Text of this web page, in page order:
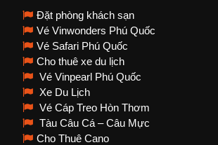
Đặt phòng khách sạn
Vé Vinwonders Phú Quốc
Vé Safari Phú Quốc
Cho thuê xe du lịch
Vé Vinpearl Phú Quốc
Xe Du Lịch
Vé Cáp Treo Hòn Thơm
Tàu Câu Cá – Câu Mực
Cho Thuê Cano